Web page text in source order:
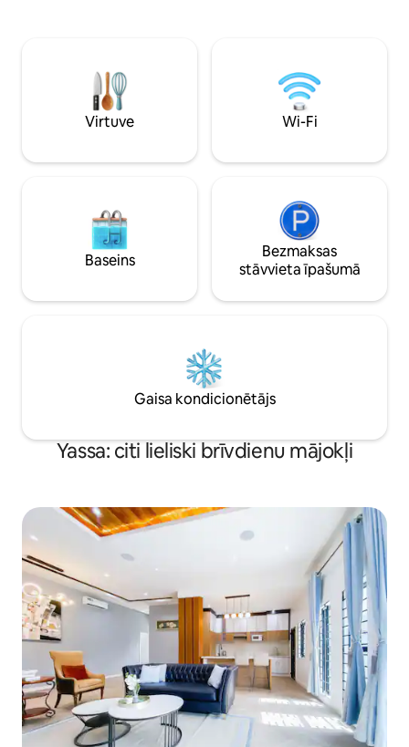
Transporta pakalpojumi ar šoferi ir
pieejami pēc pieprasījuma, par papildu
3 guļamistabām (par papildu samaksu)
apsargs,
neierobežots
izmēra gulta un
darbojas ar
Virtuve Wi-Fi
Baseins
Bezmaksas
stāvvieta īpašumā
Gaisa kondicionētājs
Yassa: citi lieliski brīvdienu mājokļi